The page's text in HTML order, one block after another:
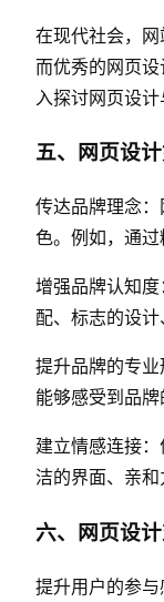
在现代社会，
而优秀的网页
入探讨网页设计
五、网页设
传达品牌理念
色。例如，通
增强品牌认知
配、标志的设
提升品牌的专
能够感受到品
建立情感连接
洁的界面、亲
六、网页设
提升用户的参